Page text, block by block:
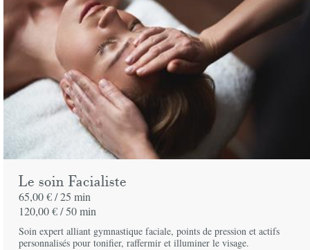
Le soin Facialiste
65,00 € /25 min
120,00 € /50 min
Soin expert alliant gymnastique faciale, points de pression et actifs
personnalisés pour tonifier, raffermir et illuminer le visage.